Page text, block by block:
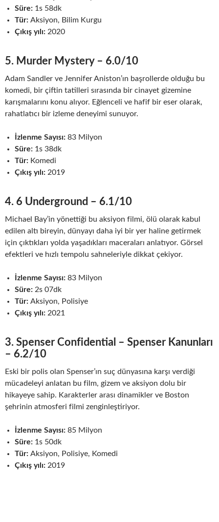
Süre: 1s 58dk
Tür: Aksiyon, Bilim Kurgu
Çıkış yılı: 2020
5. Murder Mystery – 6.0/10
Adam Sandler ve Jennifer Aniston’ın başrollerde olduğu bu
komedi, bir çiftin tatilleri sırasında bir cinayet gizemine
karışmalarını konu alıyor. Eğlenceli ve hafif bir eser olarak,
rahatlatıcı bir izleme deneyimi sunuyor.
İzlenme Sayısı: 83 Milyon
Süre: 1s 38dk
Tür: Komedi
Çıkış yılı: 2019
4. 6 Underground – 6.1/10
Michael Bay’in yönettiği bu aksiyon filmi, ölü olarak kabul
edilen altı bireyin, dünyayı daha iyi bir yer haline getirmek
için çıktıkları yolda yaşadıkları maceraları anlatıyor. Görsel
efektleri ve hızlı tempolu sahneleriyle dikkat çekiyor.
İzlenme Sayısı: 83 Milyon
Süre: 2s 07dk
Tür: Aksiyon, Polisiye
Çıkış yılı: 2021
3. Spenser Confidential – Spenser Kanunları
– 6.2/10
Eski bir polis olan Spenser’ın suç dünyasına karşı verdiği
mücadeleyi anlatan bu film, gizem ve aksiyon dolu bir
hikayeye sahip. Karakterler arası dinamikler ve Boston
şehrinin atmosferi filmi zenginleştiriyor.
İzlenme Sayısı: 85 Milyon
Süre: 1s 50dk
Tür: Aksiyon, Polisiye, Komedi
Çıkış yılı: 2019